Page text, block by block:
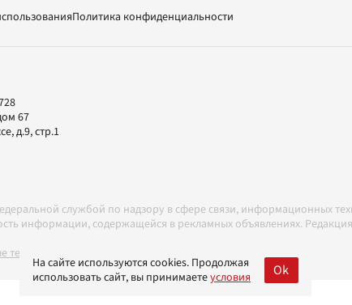
Политика конфиденциальности
67
д.9, стр.1
службой по надзору в сфере связи, информационных
информации, содержащейся в рекламных объявлениях.
в соответствии с Правилами
На сайте используются cookies. Продолжая
использовать сайт, вы принимаетеусловия Ok